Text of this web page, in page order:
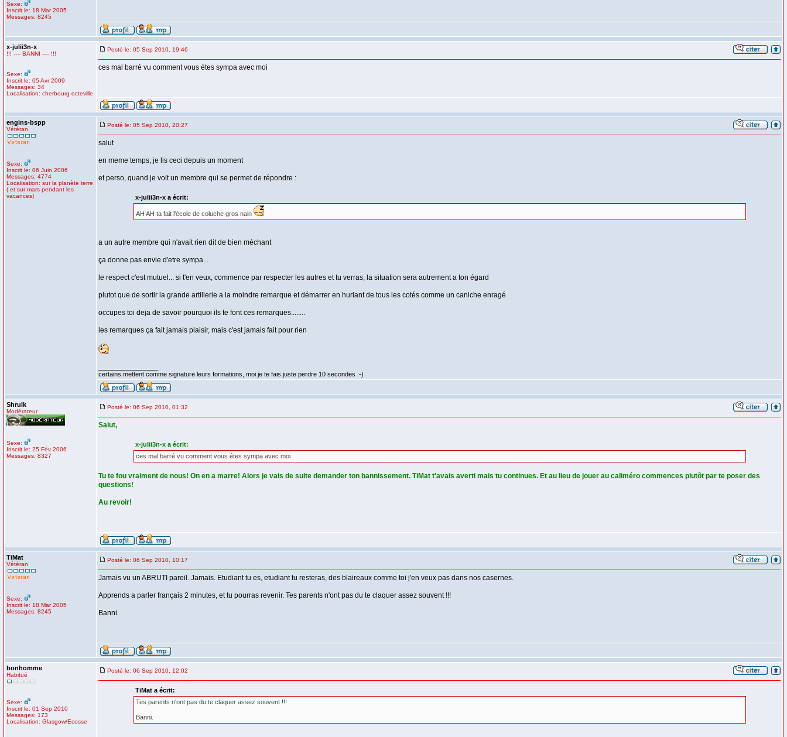
Sexe:
Inscrit le: 18 Mar 2005
Messages: 8245
x-julii3n-x
!!! ---- BANNI ---- !!!
Sexe:
Inscrit le: 05 Avr 2009
Messages: 34
Localisation: cherbourg-octeville
Posté le: 05 Sep 2010, 19:46
ces mal barré vu comment vous étes sympa avec moi
engins-bspp
Vétéran
Sexe:
Inscrit le: 06 Juin 2006
Messages: 4774
Localisation: sur la planète terre
( et sur mars pendant les
vacances)
Posté le: 05 Sep 2010, 20:27
salut
en meme temps, je lis ceci depuis un moment
et perso, quand je voit un membre qui se permet de répondre :
x-julii3n-x a écrit:
AH AH ta fait l'école de coluche gros nain
a un autre membre qui n'avait rien dit de bien méchant
ça donne pas envie d'etre sympa...
le respect c'est mutuel... si t'en veux, commence par respecter les autres et tu verras, la situation sera autrement a ton égard
plutot que de sortir la grande artillerie a la moindre remarque et démarrer en hurlant de tous les cotés comme un caniche enragé
occupes toi deja de savoir pourquoi ils te font ces remarques........
les remarques ça fait jamais plaisir, mais c'est jamais fait pour rien
certains mettent comme signature leurs formations, moi je te fais juste perdre 10 secondes :-)
Shrulk
Modérateur
Sexe:
Inscrit le: 25 Fév 2006
Messages: 8327
Posté le: 06 Sep 2010, 01:32
Salut,
x-julii3n-x a écrit:
ces mal barré vu comment vous étes sympa avec moi
Tu te fou vraiment de nous! On en a marre! Alors je vais de suite demander ton bannissement. TiMat t'avais averti mais tu continues. Et au lieu de jouer au caliméro commences plutôt par te poser des
questions!
Au revoir!
TiMat
Vétéran
Sexe:
Inscrit le: 18 Mar 2005
Messages: 8245
Posté le: 06 Sep 2010, 10:17
Jamais vu un ABRUTI pareil. Jamais. Etudiant tu es, etudiant tu resteras, des blaireaux comme toi j'en veux pas dans nos casernes.
Apprends a parler français 2 minutes, et tu pourras revenir. Tes parents n'ont pas du te claquer assez souvent !!!
Banni.
bonhomme
Habitué
Sexe:
Inscrit le: 01 Sep 2010
Messages: 173
Localisation: Glasgow/Ecosse
Posté le: 06 Sep 2010, 12:02
TiMat a écrit:
Tes parents n'ont pas du te claquer assez souvent !!!
Banni.